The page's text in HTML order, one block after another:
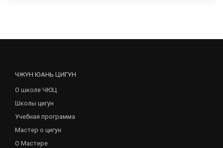
ЧЖУН ЮАНЬ ЦИГУН
О школе ЧЮЦ
Школы цигун
Учебная программа
Мастер о цигун
О Мастере